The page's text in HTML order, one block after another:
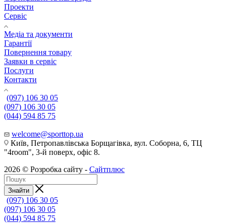
Проекти
Сервіс
Медіа та документи
Гарантії
Повернення товару
Заявки в сервіс
Послуги
Контакти
(097) 106 30 05
(097) 106 30 05
(044) 594 85 75
welcome@sporttop.ua
Київ, Петропавлівська Борщагівка, вул. Соборна, 6, ТЦ
"4room", 3-й поверх, офіс 8.
2026 © Розробка сайту - Сайтплюс
Знайти
(097) 106 30 05
(097) 106 30 05
(044) 594 85 75